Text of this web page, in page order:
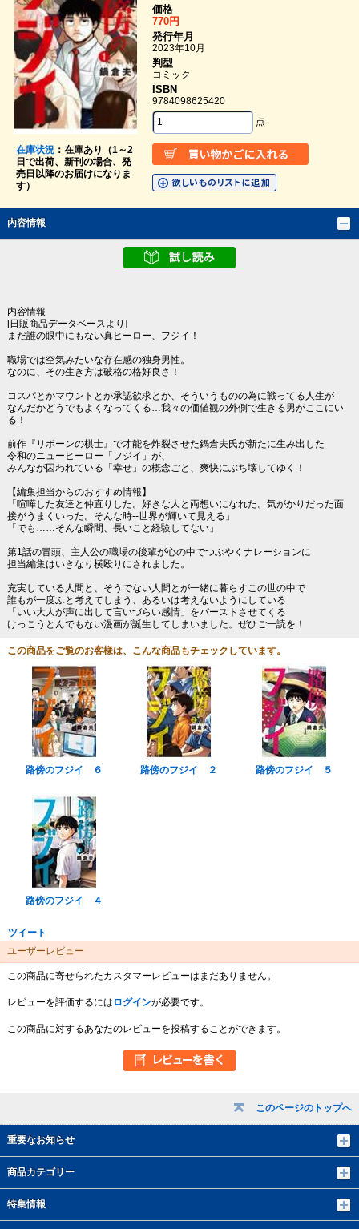
このページのトップへ
重要なお知らせ
商品カテゴリー
特集情報
在庫状況：在庫あり（1～2
日で出荷、新刊の場合、発
売日以降のお届けになりま
す）
価格
770円
発行年月
2023年10月
判型
コミック
ISBN
9784098625420
点
内容情報
内容情報
[日販商品データベースより]
まだ誰の眼中にもない真ヒーロー、フジイ！
職場では空気みたいな存在感の独身男性。
なのに、その生き方は破格の格好良さ！
コスパとかマウントとか承認欲求とか、そういうものの為に戦ってる人生が
なんだかどうでもよくなってくる…我々の価値観の外側で生きる男がここにい
る！
前作『リボーンの棋士』で才能を炸裂させた鍋倉夫氏が新たに生み出した
令和のニューヒーロー「フジイ」が、
みんなが囚われている「幸せ」の概念ごと、爽快にぶち壊してゆく！
【編集担当からのおすすめ情報】
「喧嘩した友達と仲直りした。好きな人と両想いになれた。気がかりだった面
接がうまくいった。そんな時--世界が輝いて見える」
「でも……そんな瞬間、長いこと経験してない」
第1話の冒頭、主人公の職場の後輩が心の中でつぶやくナレーションに
担当編集はいきなり横殴りにされました。
充実している人間と、そうでない人間とが一緒に暮らすこの世の中で
誰もが一度ふと考えてしまう、あるいは考えないようにしている
「いい大人が声に出して言いづらい感情」をバーストさせてくる
けっこうとんでもない漫画が誕生してしまいました。ぜひご一読を！
この商品をご覧のお客様は、こんな商品もチェックしています。
路傍のフジイ ６ 路傍のフジイ ２ 路傍のフジイ ５
路傍のフジイ ４
ツイート
ユーザーレビュー
この商品に寄せられたカスタマーレビューはまだありません。
レビューを評価するには ログインが必要です。
この商品に対するあなたのレビューを投稿することができます。